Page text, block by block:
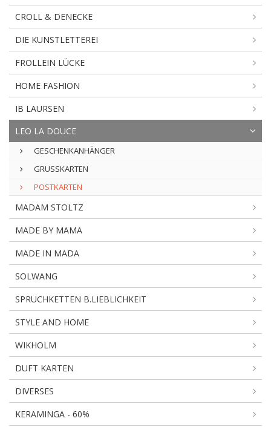
CROLL & DENECKE
DIE KUNSTLETTEREI
FROLLEIN LÜCKE
HOME FASHION
IB LAURSEN
LEO LA DOUCE
GESCHENKANHÄNGER
GRUSSKARTEN
POSTKARTEN
MADAM STOLTZ
MADE BY MAMA
MADE IN MADA
SOLWANG
SPRUCHKETTEN B.LIEBLICHKEIT
STYLE AND HOME
WIKHOLM
DUFT KARTEN
DIVERSES
KERAMINGA - 60%